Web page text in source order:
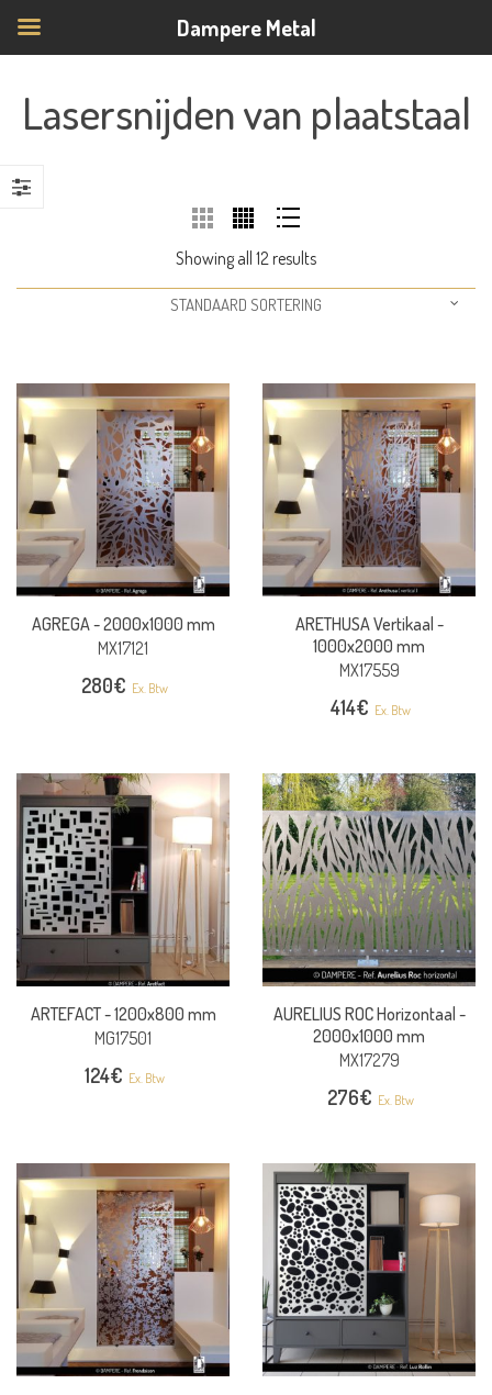
Lasersnijden van plaatstaal
Showing all 12 results
STANDAARD SORTERING
AGREGA -2000x1000 mm
MX17121
280€ Ex. Btw
ARETHUSA Vertikaal -
1000x2000 mm
MX17559
414€ Ex. Btw
ARTEFACT -1200x800 mm
MG17501
124€ Ex. Btw
AURELIUS ROC Horizontaal -
2000x1000 mm
MX17279
276€ Ex. Btw
Dampere Metal